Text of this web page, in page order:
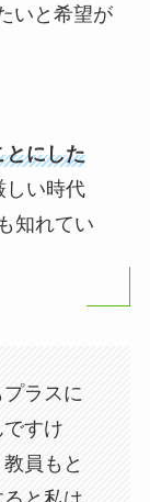
いと希望が
とにした
しい時代
知れてい
ラスに
すけ
員もと